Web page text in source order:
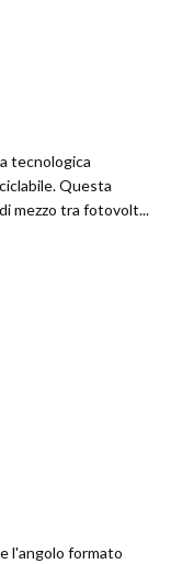
tecnologica
Questa
mezzo tra fotovolt...
l'angolo formato